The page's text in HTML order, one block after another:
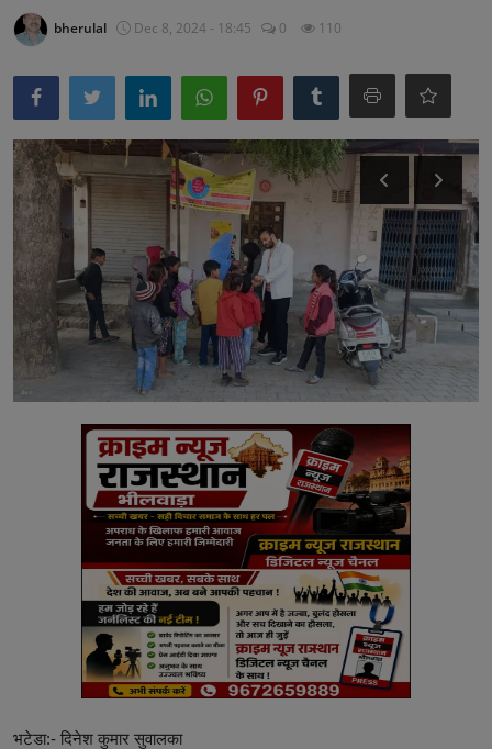
सरवाड़
राजस्थान
भीलवाड़ा
bherulal Dec 8, 2024 - 18:45 0 110
भटेडा:- दिनेश कुमार सुवालका